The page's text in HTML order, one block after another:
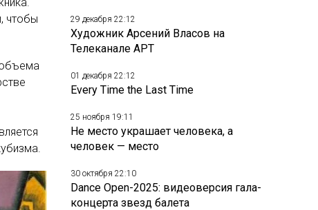
чтобы
объема
29 декабря 22:12
Художник Арсений Власов на
Телеканале АРТ
01 декабря 22:12
Every Time the Last Time
25 ноября 19:11
Не место украшает человека, а
человек — место
30 октября 22:10
Dance Open-2025: видеоверсия гала-
концерта звезд балета